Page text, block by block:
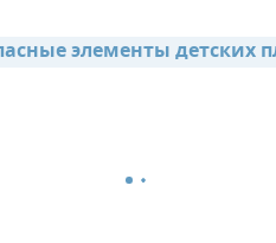
элементы детских